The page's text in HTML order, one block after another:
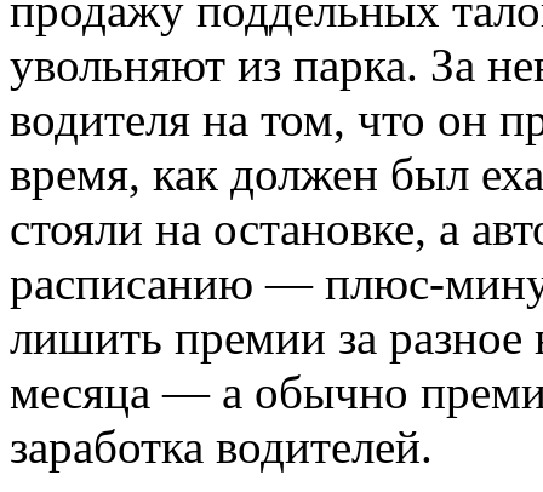
увольняют из парка. За
водителя на том, что он
время, как должен был
стояли на остановке, а
расписанию — плюс-
лишить премии за
месяца — а обычно
заработка водителей.